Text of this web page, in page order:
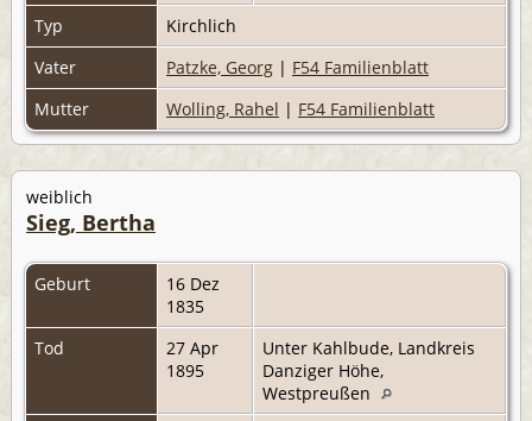
Typ
Kirchlich
Vater
Patzke, Georg | F54 Familienblatt
Mutter
Wolling, Rahel | F54 Familienblatt
weiblich
Sieg, Bertha
Geburt
16 Dez
1835
Tod
27 Apr
1895
Unter Kahlbude, Landkreis
Danziger Höhe,
Westpreußen